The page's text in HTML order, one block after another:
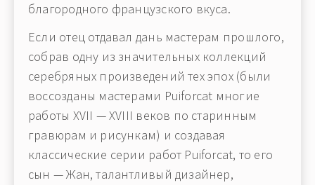
благородного французского вкуса.
Если отец отдавал дань мастерам прошлого,
собрав одну из значительных коллекций
серебряных произведений тех эпох (были
воссозданы мастерами Puiforcat многие
работы XVII — XVIII веков по старинным
гравюрам и рисункам) и создавая
классические серии работ Puiforcat, то его
сын — Жан, талантливый дизайнер,